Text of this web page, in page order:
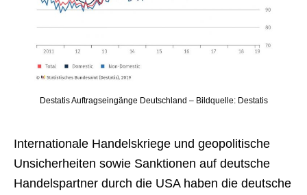
Destatis Auftragseingänge Deutschland – Bildquelle: Destatis
Internationale Handelskriege und geopolitische
Unsicherheiten sowie Sanktionen auf deutsche
Handelspartner durch die USA haben die deutsche